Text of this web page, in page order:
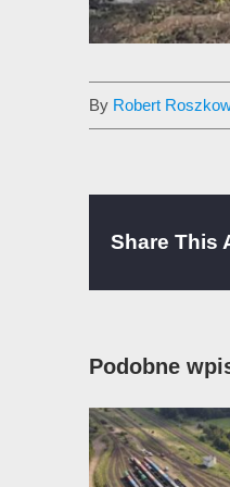
By Robert
Share This
Podobne